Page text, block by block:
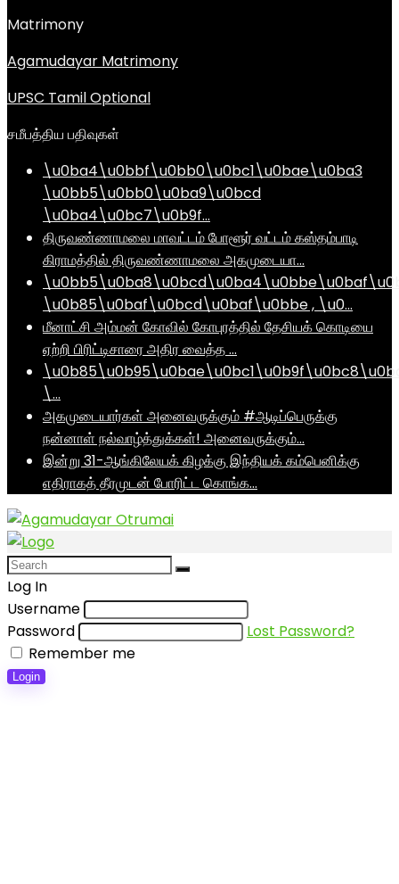
Matrimony
Agamudayar Matrimony
UPSC Tamil Optional
சமீபத்திய பதிவுகள்
\u0ba4\u0bbf\u0bb0\u0bc1\u0bae\u0ba3
\u0bb5\u0bb0\u0ba9\u0bcd
\u0ba4\u0bc7\u0b9f…
திருவண்ணாமலை மாவட்டம் போளூர் வட்டம் கஸ்தம்பாடி
கிராமத்தில் திருவண்ணாமலை அகமுடையா…
\u0b85\u0baf\u0bcd\u0baf\u0bbe , \u0…
மீனாட்சி அம்மன் கோவில் கோபுரத்தில் தேசியக் கொடியை
ஏற்றி பிரிட்டிசாரை அதிர வைத்த …
\…
அகமுடையார்கள் அனைவருக்கும் #ஆடிப்பெருக்கு
நன்னாள் நல்வாழ்த்துக்கள்! அனைவருக்கும்…
இன்று 31-ஆங்கிலேயக் கிழக்கு இந்தியக் கம்பெனிக்கு
எதிராகத் தீரமுடன் போரிட்ட கொங்க…
Log In
Username
Password
Lost Password?
Remember me
Login